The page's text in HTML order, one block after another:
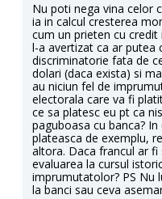
Nu poti nega vina celor
ia in calcul cresterea
cum un prieten cu credit
l-a avertizat ca ar putea
discriminatorie fata de
dolari (daca exista) si
au niciun fel de
electorala care va fi
ce sa platesc eu pt ca
paguboasa cu banca?
plateasca de exemplu,
altora. Daca francul ar
evaluarea la cursul
imprumutatolor? PS Nu
la banci sau ceva